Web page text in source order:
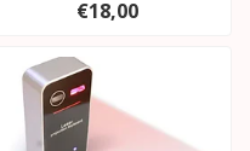
€18,00